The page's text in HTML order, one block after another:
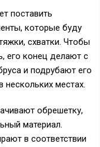
поставить
которые буду
схватки. Чтобы
его конец делают с
и подрубают его
нескольких местах.
обрешетку,
материал.
в соответствии